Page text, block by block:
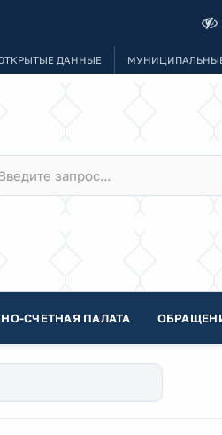
ДАННЫЕ
СЧЕТНАЯ ПАЛАТА